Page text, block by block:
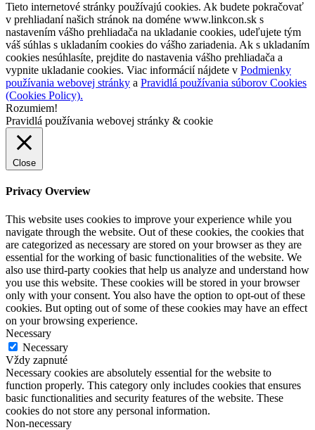
Tieto internetové stránky používajú cookies. Ak budete pokračovať
v prehliadaní našich stránok na doméne www.linkcon.sk s
nastavením vášho prehliadača na ukladanie cookies, udeľujete tým
váš súhlas s ukladaním cookies do vášho zariadenia. Ak s ukladaním
cookies nesúhlasíte, prejdite do nastavenia vášho prehliadača a
vypnite ukladanie cookies. Viac informácií nájdete v Podmienky
používania webovej stránky a Pravidlá používania súborov Cookies
(Cookies Policy).
Rozumiem!
Pravidlá používania webovej stránky & cookie
Close
Privacy Overview
This website uses cookies to improve your experience while you
navigate through the website. Out of these cookies, the cookies that
are categorized as necessary are stored on your browser as they are
essential for the working of basic functionalities of the website. We
also use third-party cookies that help us analyze and understand how
you use this website. These cookies will be stored in your browser
only with your consent. You also have the option to opt-out of these
cookies. But opting out of some of these cookies may have an effect
on your browsing experience.
Necessary
Necessary
Vždy zapnuté
Necessary cookies are absolutely essential for the website to
function properly. This category only includes cookies that ensures
basic functionalities and security features of the website. These
cookies do not store any personal information.
Non-necessary